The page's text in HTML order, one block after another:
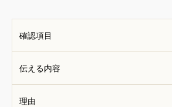
確認項目
伝える内容
理由